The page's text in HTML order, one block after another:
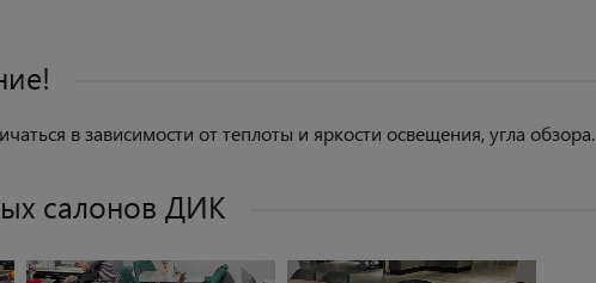
в зависимости от теплоты и яркости освещения, угла обзора.
салонов ДИК